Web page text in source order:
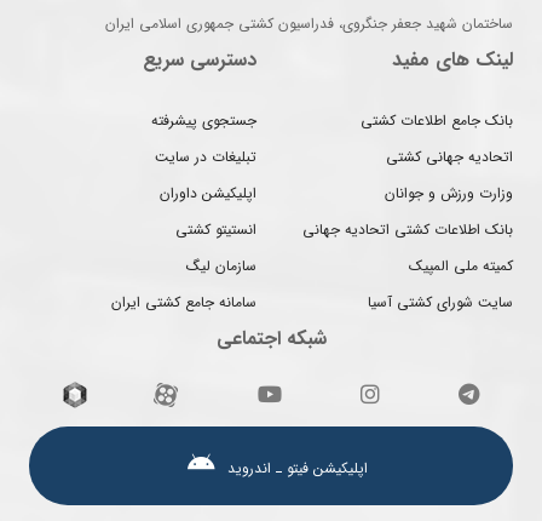
ساختمان شهید جعفر جنگروی، فدراسیون کشتی جمهوری اسلامی ایران
لینک های مفید
بانک جامع اطلاعات کشتی
اتحادیه جهانی کشتی
وزارت ورزش و جوانان
بانک اطلاعات کشتی اتحادیه جهانی
کمیته ملی المپیک
سایت شورای کشتی آسیا
دسترسی سریع
جستجوی پیشرفته
تبلیغات در سایت
اپلیکیشن داوران
انستیتو کشتی
سازمان لیگ
سامانه جامع کشتی ایران
شبکه اجتماعی
اپلیکیشن فیتو ـ اندروید